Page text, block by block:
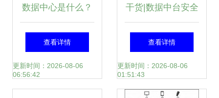
数据中心是什么？
系统组成与数据处
理、存储服务详解
查看详情
更新时间：2026-08-06
06:56:42
干货|数据中台安全
体系构建方法论
查看详情
更新时间：2026-08-06
01:51:43